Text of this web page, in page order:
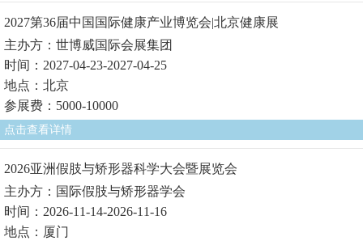
2027第36届中国国际健康产业博览会|北京健康展
主办方：世博威国际会展集团
时间：2027-04-23-2027-04-25
地点：北京
参展费：5000-10000
点击查看详情
2026亚洲假肢与矫形器科学大会暨展览会
主办方：国际假肢与矫形器学会
时间：2026-11-14-2026-11-16
地点：厦门